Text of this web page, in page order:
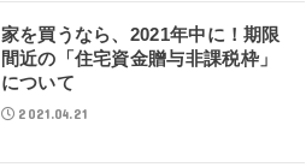
家を買うなら、2021年中に！期限
間近の「住宅資金贈与非課税枠」
について
2021.04.21